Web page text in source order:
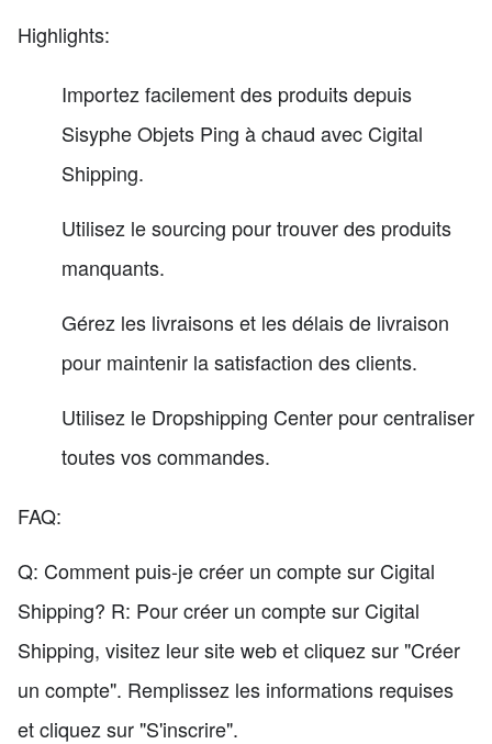
Highlights:
Importez facilement des produits depuis
Sisyphe Objets Ping à chaud avec Cigital
Shipping.
Utilisez le sourcing pour trouver des produits
manquants.
Gérez les livraisons et les délais de livraison
pour maintenir la satisfaction des clients.
Utilisez le Dropshipping Center pour centraliser
toutes vos commandes.
FAQ:
Q: Comment puis-je créer un compte sur Cigital
Shipping? R: Pour créer un compte sur Cigital
Shipping, visitez leur site web et cliquez sur "Créer
un compte". Remplissez les informations requises
et cliquez sur "S'inscrire".